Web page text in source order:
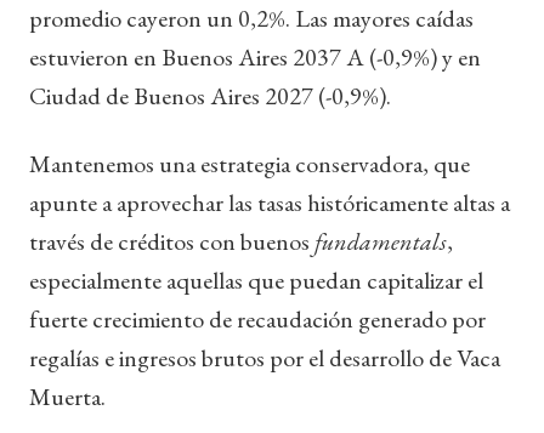
promedio cayeron un 0,2%. Las mayores caídas
estuvieron en Buenos Aires 2037 A (-0,9%) y en
Ciudad de Buenos Aires 2027 (-0,9%).
Mantenemos una estrategia conservadora, que
apunte a aprovechar las tasas históricamente altas a
través de créditos con buenos fundamentals,
especialmente aquellas que puedan capitalizar el
fuerte crecimiento de recaudación generado por
regalías e ingresos brutos por el desarrollo de Vaca
Muerta.